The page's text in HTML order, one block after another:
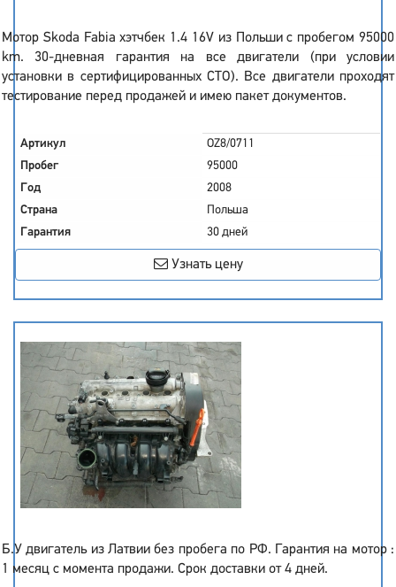
Мотор Skoda Fabia хэтчбек 1.4 16V из Польши с пробегом 95000
km. 30-дневная гарантия на все двигатели (при условии
установки в сертифицированных СТО). Все двигатели проходят
тестирование перед продажей и имею пакет документов.
Артикул
OZ8/0711
Пробег
95000
Год
2008
Страна
Польша
Гарантия
30 дней
Узнать цену
Б.У двигатель из Латвии без пробега по РФ. Гарантия на мотор :
1 месяц с момента продажи. Срок доставки от 4 дней.